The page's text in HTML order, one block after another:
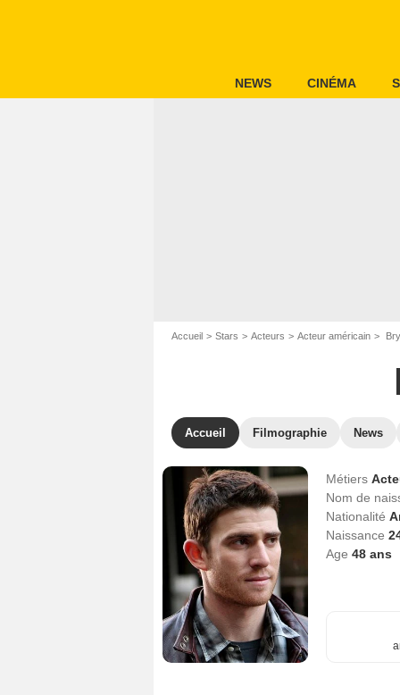
NEWS CINÉMA
Accueil Stars Acteurs Acteur américain
Accueil Filmographie News
Métiers
Nom de
Nationalité
Naissance
Age 48ans